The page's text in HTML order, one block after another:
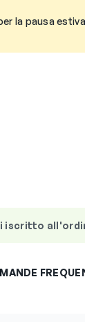
la pausa
iscritto